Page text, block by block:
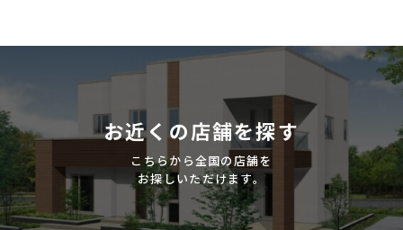
お近くの店舗を探す
こちらから全国の店舗を
お探しいただけます。